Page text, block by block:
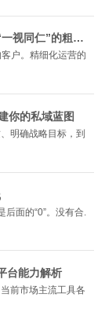
第8天：客户分层（上）：告别“一视同仁”的粗放运营
户。精细化运营的
你的私域蓝图
明确战略目标，到
面的“0”。没有合.
台能力解析
前市场主流工具各